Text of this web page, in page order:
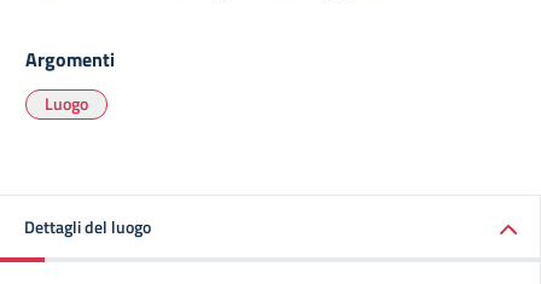
Argomenti
Luogo
Dettagli del luogo